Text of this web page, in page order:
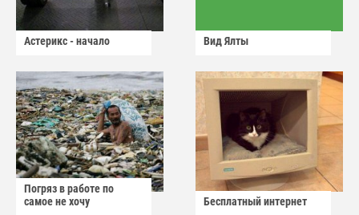
Астерикс - начало Вид Ялты
Погряз в работе по
самое не хочу
Бесплатный интернет